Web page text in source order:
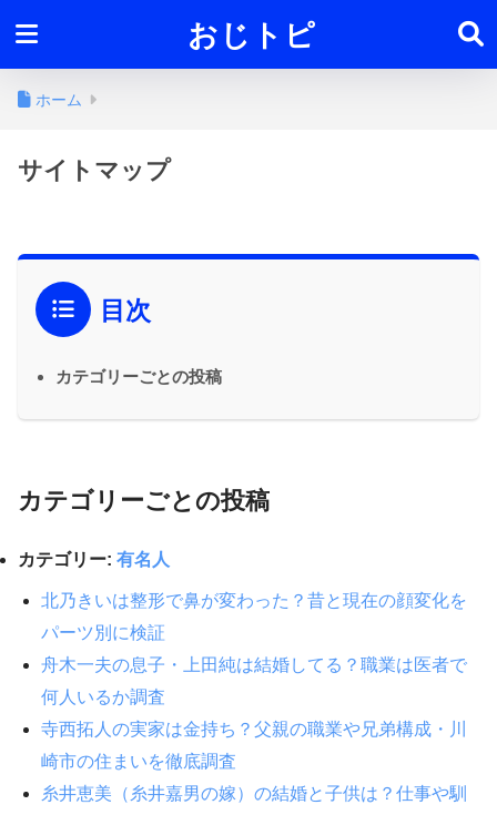
おじトピ
ホーム
サイトマップ
目次
カテゴリーごとの投稿
カテゴリーごとの投稿
カテゴリー: 有名人
北乃きいは整形で鼻が変わった？昔と現在の顔変化を
パーツ別に検証
舟木一夫の息子・上田純は結婚してる？職業は医者で
何人いるか調査
寺西拓人の実家は金持ち？父親の職業や兄弟構成・川
崎市の住まいを徹底調査
糸井恵美（糸井嘉男の嫁）の結婚と子供は？仕事や馴